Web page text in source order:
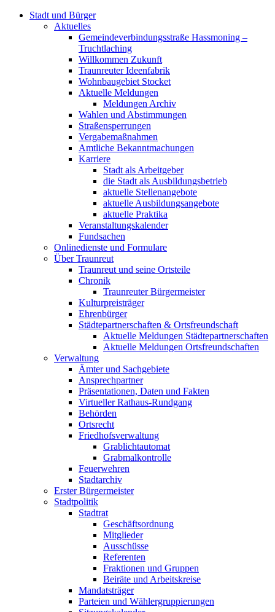
Stadt und Bürger
Aktuelles
Gemeindeverbindungsstraße Hassmoning –
Truchtlaching
Willkommen Zukunft
Traunreuter Ideenfabrik
Wohnbaugebiet Stocket
Aktuelle Meldungen
Meldungen Archiv
Wahlen und Abstimmungen
Straßensperrungen
Vergabemaßnahmen
Amtliche Bekanntmachungen
Karriere
Stadt als Arbeitgeber
die Stadt als Ausbildungsbetrieb
aktuelle Stellenangebote
aktuelle Ausbildungsangebote
aktuelle Praktika
Veranstaltungskalender
Fundsachen
Onlinedienste und Formulare
Über Traunreut
Traunreut und seine Ortsteile
Chronik
Traunreuter Bürgermeister
Kulturpreisträger
Ehrenbürger
Städtepartnerschaften & Ortsfreundschaft
Aktuelle Meldungen Städtepartnerschaften
Aktuelle Meldungen Ortsfreundschaften
Verwaltung
Ämter und Sachgebiete
Ansprechpartner
Präsentationen, Daten und Fakten
Virtueller Rathaus-Rundgang
Behörden
Ortsrecht
Friedhofsverwaltung
Grablichtautomat
Grabmalkontrolle
Feuerwehren
Stadtarchiv
Erster Bürgermeister
Stadtpolitik
Stadtrat
Geschäftsordnung
Mitglieder
Ausschüsse
Referenten
Fraktionen und Gruppen
Beiräte und Arbeitskreise
Mandatsträger
Parteien und Wählergruppierungen